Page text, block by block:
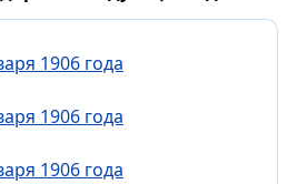
1906 года
1906 года
1906 года